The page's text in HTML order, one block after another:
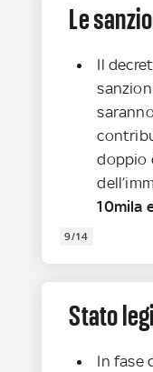
Le
Il
doppio
10mila
9/14
Stato
In fase